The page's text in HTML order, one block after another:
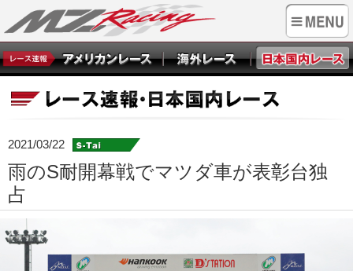
2021/03/22
雨のS耐開幕戦でマツダ車が表彰台独
占